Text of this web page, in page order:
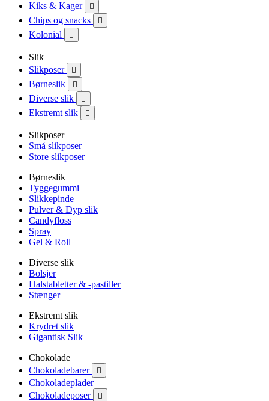
Kiks & Kager 
Chips og snacks 
Kolonial 
Slik
Slikposer

Børneslik 
Diverse slik 
Ekstremt slik 
Slikposer
Små slikposer
Store slikposer
Børneslik
Tyggegummi
Slikkepinde
Pulver & Dyp slik
Candyfloss
Spray
Gel & Roll
Diverse slik
Bolsjer
Halstabletter & -pastiller
Stænger
Ekstremt slik
Krydret slik
Gigantisk Slik
Chokolade
Chokoladebarer

Chokoladeplader
Chokoladeposer
